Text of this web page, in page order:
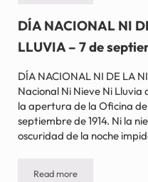
DÍA NACIONAL NI
LLUVIA – 7 de
DÍA NACIONAL NI DE LA
Nacional Ni Nieve Ni
la apertura de la Oficina
septiembre de 1914. Ni la
oscuridad de la noche
Read moreDÍA NACIONAL NI DE